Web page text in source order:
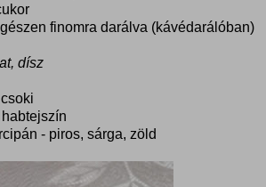
finomra darálva (kávédarálóban)
dísz
- piros, sárga, zöld